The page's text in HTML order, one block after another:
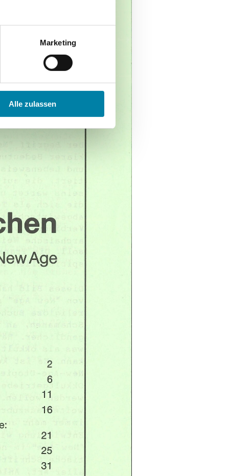
Marketing
Alle zulassen